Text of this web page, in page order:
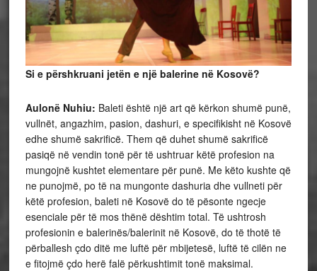
Si e përshkruani jetën e një balerine në Kosovë?
Aulonë Nuhiu: Baleti është një art që kërkon shumë punë,
vullnët, angazhim, pasion, dashuri, e specifikisht në Kosovë
edhe shumë sakrificë. Them që duhet shumë sakrificë
pasiqë në vendin tonë për të ushtruar këtë profesion na
mungojnë kushtet elementare për punë. Me këto kushte që
ne punojmë, po të na mungonte dashuria dhe vullneti për
këtë profesion, baleti në Kosovë do të pësonte ngecje
esenciale për të mos thënë dështim total. Të ushtrosh
profesionin e balerinës/balerinit në Kosovë, do të thotë të
përballesh çdo ditë me luftë për mbijetesë, luftë të cilën ne
e fitojmë çdo herë falë përkushtimit tonë maksimal.